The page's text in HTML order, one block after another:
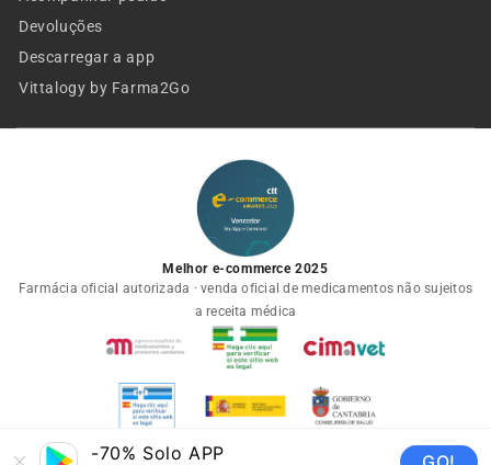
-70% Solo APP
Devoluções
Descarregar a app
Vittalogy by Farma2Go
Melhor e-commerce 2025
Farmácia oficial autorizada · venda oficial de medicamentos não sujeitos
a receita médica